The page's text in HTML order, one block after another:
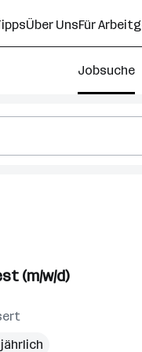
Über UnsFür
Jobsuche
(m/w/d)